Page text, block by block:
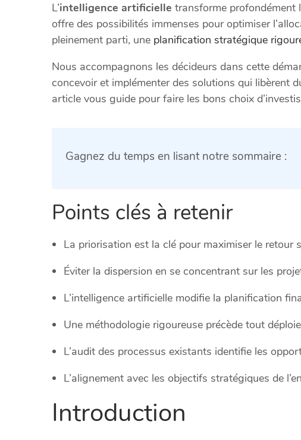
L’intelligence artificielle transforme profondément
offre des possibilités immenses pour optimiser
pleinement parti, une planification stratégique
Nous accompagnons les décideurs dans cette
concevoir et implémenter des solutions qui libèrent
article vous guide pour faire les bons choix
Gagnez du temps en lisant notre sommaire :
Points clés à retenir
La priorisation est la clé pour maximiser le retour
Éviter la dispersion en se concentrant sur les
L’intelligence artificielle modifie la planification
Une méthodologie rigoureuse précède tout
L’audit des processus existants identifie les
L’alignement avec les objectifs stratégiques de
Introduction